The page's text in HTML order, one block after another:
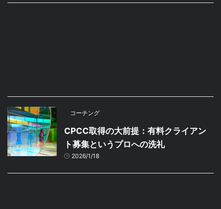
コーチング
CPCC取得の大前提：有料クライアン
ト募集というプロへの洗礼
2026/1/18